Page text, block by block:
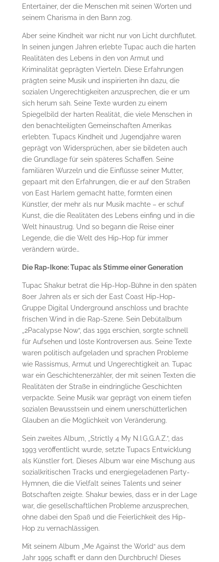
Entertainer, der die Menschen mit seinen Worten und
seinem Charisma in den Bann zog.
Aber seine Kindheit war nicht nur von Licht durchflutet.
In seinen jungen Jahren erlebte Tupac auch die harten
Realitäten des Lebens in den von Armut und
Kriminalität geprägten Vierteln. Diese Erfahrungen
prägten seine Musik und inspirierten ihn dazu, die
sozialen Ungerechtigkeiten anzusprechen, die er um
sich herum sah. Seine Texte wurden zu einem
Spiegelbild der harten Realität, die viele Menschen in
den benachteiligten Gemeinschaften Amerikas
erlebten. Tupacs Kindheit und Jugendjahre waren
geprägt von Widersprüchen, aber sie bildeten auch
die Grundlage für sein späteres Schaffen. Seine
familiären Wurzeln und die Einflüsse seiner Mutter,
gepaart mit den Erfahrungen, die er auf den Straßen
von East Harlem gemacht hatte, formten einen
Künstler, der mehr als nur Musik machte – er schuf
Kunst, die die Realitäten des Lebens einfing und in die
Welt hinaustrug. Und so begann die Reise einer
Legende, die die Welt des Hip-Hop für immer
verändern würde…
Die Rap-Ikone: Tupac als Stimme einer Generation
Tupac Shakur betrat die Hip-Hop-Bühne in den späten
80er Jahren als er sich der East Coast Hip-Hop-
Gruppe Digital Underground anschloss und brachte
frischen Wind in die Rap-Szene. Sein Debütalbum
„2Pacalypse Now“, das 1991 erschien, sorgte schnell
für Aufsehen und löste Kontroversen aus. Seine Texte
waren politisch aufgeladen und sprachen Probleme
wie Rassismus, Armut und Ungerechtigkeit an. Tupac
war ein Geschichtenerzähler, der mit seinen Texten die
Realitäten der Straße in eindringliche Geschichten
verpackte. Seine Musik war geprägt von einem tiefen
sozialen Bewusstsein und einem unerschütterlichen
Glauben an die Möglichkeit von Veränderung.
Sein zweites Album, „Strictly 4 My N.I.G.G.A.Z.“, das
1993 veröffentlicht wurde, setzte Tupacs Entwicklung
als Künstler fort. Dieses Album war eine Mischung aus
sozialkritischen Tracks und energiegeladenen Party-
Hymnen, die die Vielfalt seines Talents und seiner
Botschaften zeigte. Shakur bewies, dass er in der Lage
war, die gesellschaftlichen Probleme anzusprechen,
ohne dabei den Spaß und die Feierlichkeit des Hip-
Hop zu vernachlässigen.
Mit seinem Album „Me Against the World“ aus dem
Jahr 1995 schafft er dann den Durchbruch! Dieses